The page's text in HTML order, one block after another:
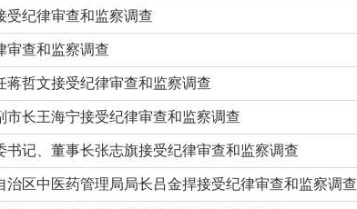
受纪律审查和监察调查
审查和监察调查
蒋哲文接受纪律审查和监察调查
长王海宁接受纪律审查和监察调查
记、董事长张志旗接受纪律审查和监察调查
区中医药管理局局长吕金捍接受纪律审查和监察调查